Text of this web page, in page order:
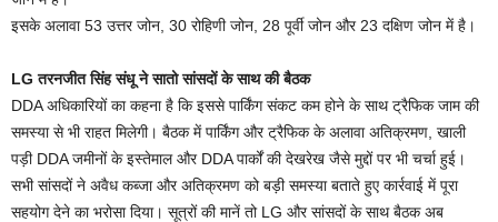
इसके अलावा 53 उत्तर जोन, 30 रोहिणी जोन, 28 पूर्वी जोन और 23 दक्षिण जोन में है।
LG तरनजीत सिंह संधू ने सातो सांसदों के साथ की बैठक
DDA अधिकारियों का कहना है कि इससे पार्किंग संकट कम होने के साथ ट्रैफिक जाम की
समस्या से भी राहत मिलेगी। बैठक में पार्किंग और ट्रैफिक के अलावा अतिक्रमण, खाली
पड़ी DDA जमीनों के इस्तेमाल और DDA पार्कों की देखरेख जैसे मुद्दों पर भी चर्चा हुई।
सभी सांसदों ने अवैध कब्जा और अतिक्रमण को बड़ी समस्या बताते हुए कार्रवाई में पूरा
सहयोग देने का भरोसा दिया। सूत्रों की मानें तो LG और सांसदों के साथ बैठक अब